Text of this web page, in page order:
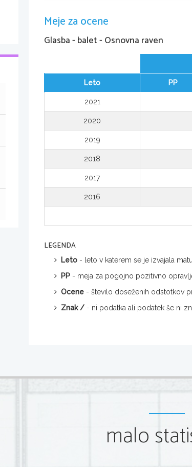
Meje za ocene
Glasba - balet - Osnovna raven
Leto PP
2021
2020
2019
2018
2017
2016
LEGENDA
Leto - leto v katerem se je izvajala
PP - meja za pogojno pozitivno
Ocene - število doseženih odstotkov
Znak / - ni podatka ali podatek še ni
malo